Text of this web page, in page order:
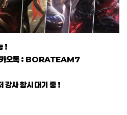
!
카오톡 : BORATEAM7
강사 항시 대기 중 !